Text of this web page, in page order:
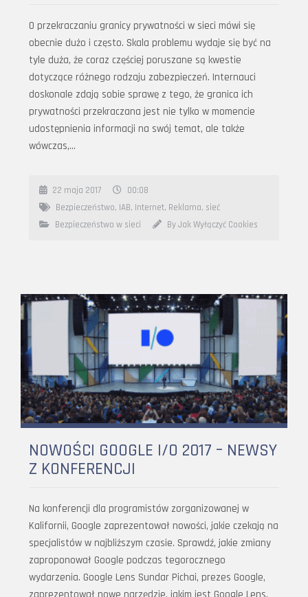
O przekraczaniu granicy prywatności w sieci mówi się
obecnie dużo i często. Skala problemu wydaje się być na
tyle duża, że coraz częściej poruszane są kwestie
dotyczące różnego rodzaju zabezpieczeń. Internauci
doskonale zdają sobie sprawę z tego, że granica ich
prywatności przekraczana jest nie tylko w momencie
udostępnienia informacji na swój temat, ale także
wówczas,…
22 maja 2017
00:08
Bezpieczeństwo, IAB, Internet, Reklama, sieć
Bezpieczeństwo w sieci
By Jak Wyłączyć Cookies
NOWOŚCI GOOGLE I/O 2017 – NEWSY
Z KONFERENCJI
Na konferencji dla programistów zorganizowanej w
Kalifornii, Google zaprezentował nowości, jakie czekają na
specjalistów w najbliższym czasie. Sprawdź, jakie zmiany
zaproponował Google podczas tegorocznego
wydarzenia. Google Lens Sundar Pichai, prezes Google,